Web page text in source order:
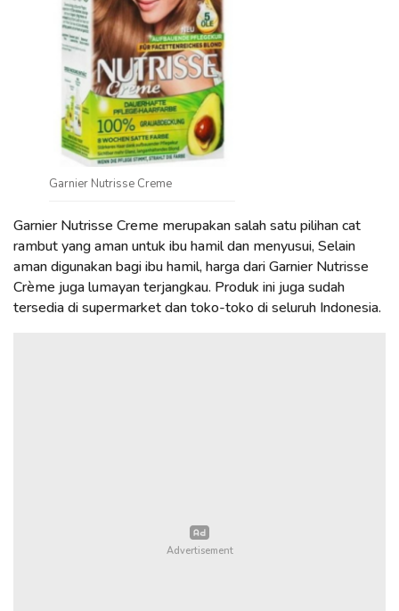
Garnier Nutrisse Creme
Garnier Nutrisse Creme merupakan salah satu pilihan cat
rambut yang aman untuk ibu hamil dan menyusui, Selain
aman digunakan bagi ibu hamil, harga dari Garnier Nutrisse
Crème juga lumayan terjangkau. Produk ini juga sudah
tersedia di supermarket dan toko-toko di seluruh Indonesia.